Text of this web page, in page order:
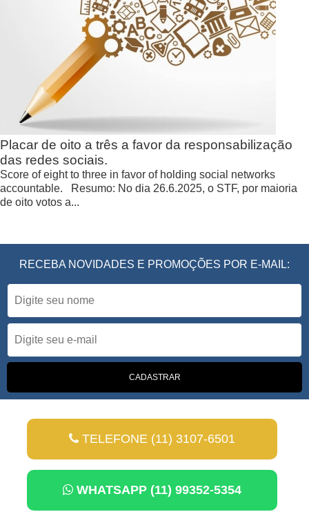
Placar de oito a três a favor da responsabilização
das redes sociais.
Score of eight to three in favor of holding social networks
accountable. Resumo: No dia 26.6.2025, o STF, por maioria
de oito votos a...
RECEBA NOVIDADES E PROMOÇÕES POR E-MAIL:
TELEFONE (11) 3107-6501
WHATSAPP (11) 99352-5354